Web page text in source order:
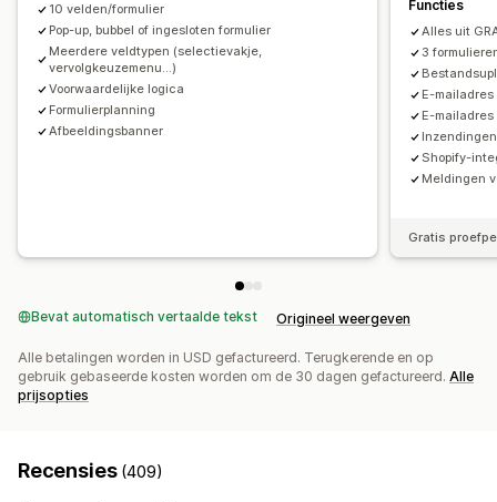
Gegevensbeheer
Automatische synchronisatie
Gegevensexport
Dashboard
Formulierlimieten Geschiedenis CAPTCHA
E-mail
Gegevensexport Analytics
Klantsegmenten
CAPTCHA
10 velden/formulier
Pop-up, bubbel of ingesloten formulier
Meerdere veldtypen (selectievakje,
vervolgkeuzemenu...)
Voorwaardelijke logica
Formulierplanning
Afbeeldingsbanner
Functies
Alles uit
3
E-
E-
Shopify-
Meldingen
Gratis
Bevat automatisch vertaalde tekst Origineel weergeven
Alle betalingen worden in USD gefactureerd. Terugkerende en op
gebruik gebaseerde kosten worden om de 30 dagen gefactureerd. Alle
prijsopties
Recensies (409)